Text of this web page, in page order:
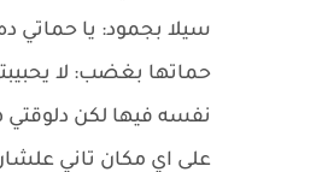
سيلا بجمود: يا حماتي
حماتها بغضب: لا
نفسه فيها لكن
على اي مكان تاني